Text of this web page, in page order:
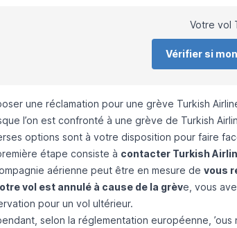
Votre vol
Vérifier si
une réclamation pour une grève Turkish
l’on est confronté à une grève de Turkish
options sont à votre disposition pour faire
étape consiste à contacter Turkish
aérienne peut être en mesure de vous
vol est annulé à cause de la grève, vous
pour un vol ultérieur.
selon la réglementation européenne,